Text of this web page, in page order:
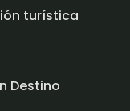
turística
Destino